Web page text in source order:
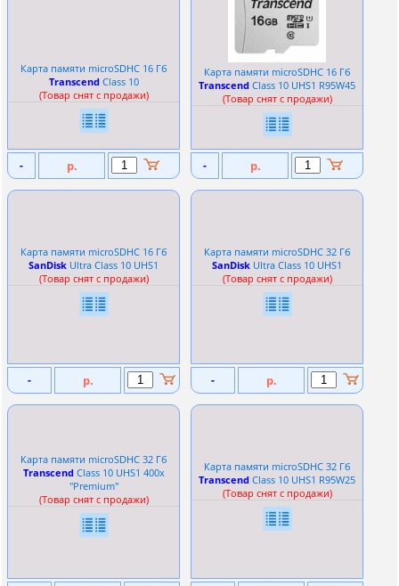
Карта памяти microSDHC 16 Гб
TranscendСlass 10
(Товар снят с продажи)
- р.
Карта памяти microSDHC 16 Гб
Transcend Сlass 10 UHS1 R95W45
(Товар снят с продажи)
- р.
Карта памяти microSDHC 16 Гб
SanDisk Ultra Сlass 10 UHS1
(Товар снят с продажи)
- р.
Карта памяти microSDHC 32 Гб
SanDisk Ultra Сlass 10 UHS1
(Товар снят с продажи)
- р.
Карта памяти microSDHC 32 Гб
TranscendСlass 10 UHS1 400x
''Premium''
(Товар снят с продажи)
Карта памяти microSDHC 32 Гб
Transcend Сlass 10 UHS1 R95W25
(Товар снят с продажи)